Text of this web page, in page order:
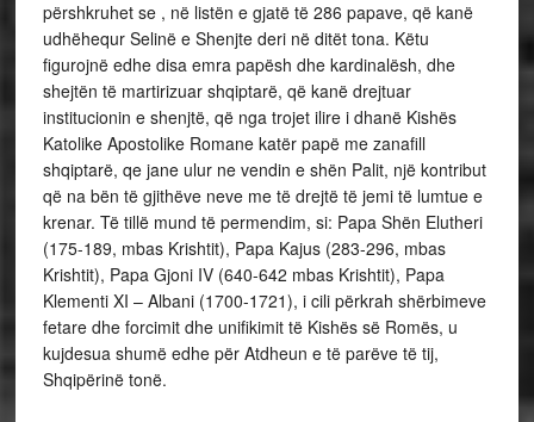
përshkruhet se , në listën e gjatë të 286 papave, që kanë
udhëhequr Selinë e Shenjte deri në ditët tona. Këtu
figurojnë edhe disa emra papësh dhe kardinalësh, dhe
shejtën të martirizuar shqiptarë, që kanë drejtuar
institucionin e shenjtë, që nga trojet ilire i dhanë Kishës
Katolike Apostolike Romane katër papë me zanafill
shqiptarë, qe jane ulur ne vendin e shën Palit, një kontribut
që na bën të gjithëve neve me të drejtë të jemi të lumtue e
krenar. Të tillë mund të permendim, si: Papa Shën Elutheri
(175-189, mbas Krishtit), Papa Kajus (283-296, mbas
Krishtit), Papa Gjoni IV (640-642 mbas Krishtit), Papa
Klementi XI – Albani (1700-1721), i cili përkrah shërbimeve
fetare dhe forcimit dhe unifikimit të Kishës së Romës, u
kujdesua shumë edhe për Atdheun e të parëve të tij,
Shqipërinë tonë.